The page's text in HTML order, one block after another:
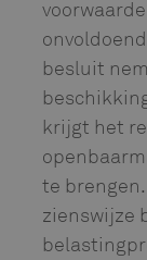
besluit
krijgt het
te
zienswijze